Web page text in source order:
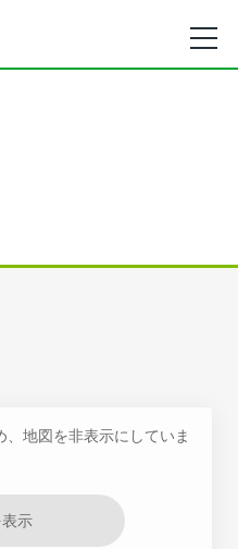
地図を非表示にしていま
示